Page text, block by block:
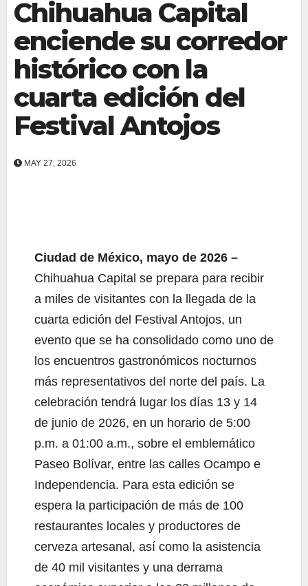
Chihuahua Capital
enciende su corredor
histórico con la
cuarta edición del
Festival Antojos
MAY 27, 2026
Ciudad de México, mayo de 2026 –
Chihuahua Capital se prepara para recibir
a miles de visitantes con la llegada de la
cuarta edición del Festival Antojos, un
evento que se ha consolidado como uno de
los encuentros gastronómicos nocturnos
más representativos del norte del país. La
celebración tendrá lugar los días 13 y 14
de junio de 2026, en un horario de 5:00
p.m. a 01:00 a.m., sobre el emblemático
Paseo Bolívar, entre las calles Ocampo e
Independencia. Para esta edición se
espera la participación de más de 100
restaurantes locales y productores de
cerveza artesanal, así como la asistencia
de 40 mil visitantes y una derrama